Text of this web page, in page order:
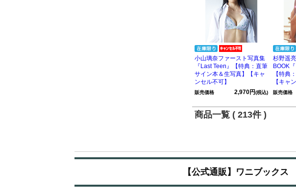
小山璃奈ファースト写真集
『Last Teen』【特典：直筆
サイン本＆生写真】【キャ
ンセル不可】
販売価格 2,970円(税込)
杉野遥
BOOK
【特典
【キャ
販売価格
商品一覧 ( 213件 )
【公式通販】ワニブック